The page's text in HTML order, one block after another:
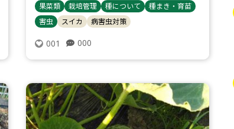
果菜類 栽培管理 種について
種まき・育苗
害虫
スイカ 病害虫対策
001 000